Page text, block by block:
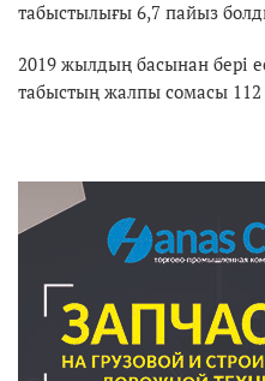
табыстылығы 6,7 пайыз
2019 жылдың басынан бері
табыстың жалпы сомасы 112